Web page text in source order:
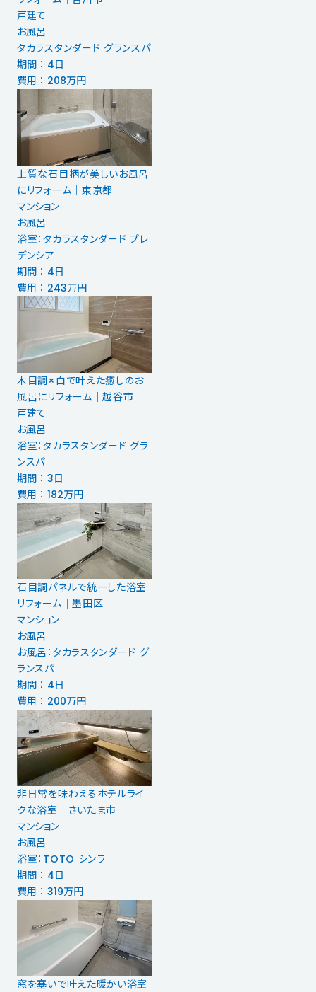
戸建て
お風呂
タカラスタンダード グランスパ
期間 ： 4日
費用 ： 208万円
上質な石目柄が美しいお風呂
にリフォーム｜東京都
マンション
お風呂
浴室：タカラスタンダード プレ
デンシア
期間 ： 4日
費用 ： 243万円
木目調×白で叶えた癒しのお
風呂にリフォーム｜越谷市
戸建て
お風呂
浴室：タカラスタンダード グラ
ンスパ
期間 ： 3日
費用 ： 182万円
石目調パネルで統一した浴室
リフォーム｜墨田区
マンション
お風呂
お風呂：タカラスタンダード グ
ランスパ
期間 ： 4日
費用 ： 200万円
非日常を味わえるホテルライ
クな浴室｜さいたま市
マンション
お風呂
浴室：TOTO シンラ
期間 ： 4日
費用 ： 319万円
窓を塞いで叶えた暖かい浴室